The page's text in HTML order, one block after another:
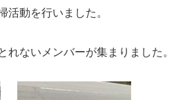
活動を行いました。
れないメンバーが集まりました。